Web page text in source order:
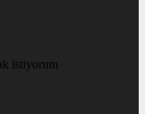
istiyorum